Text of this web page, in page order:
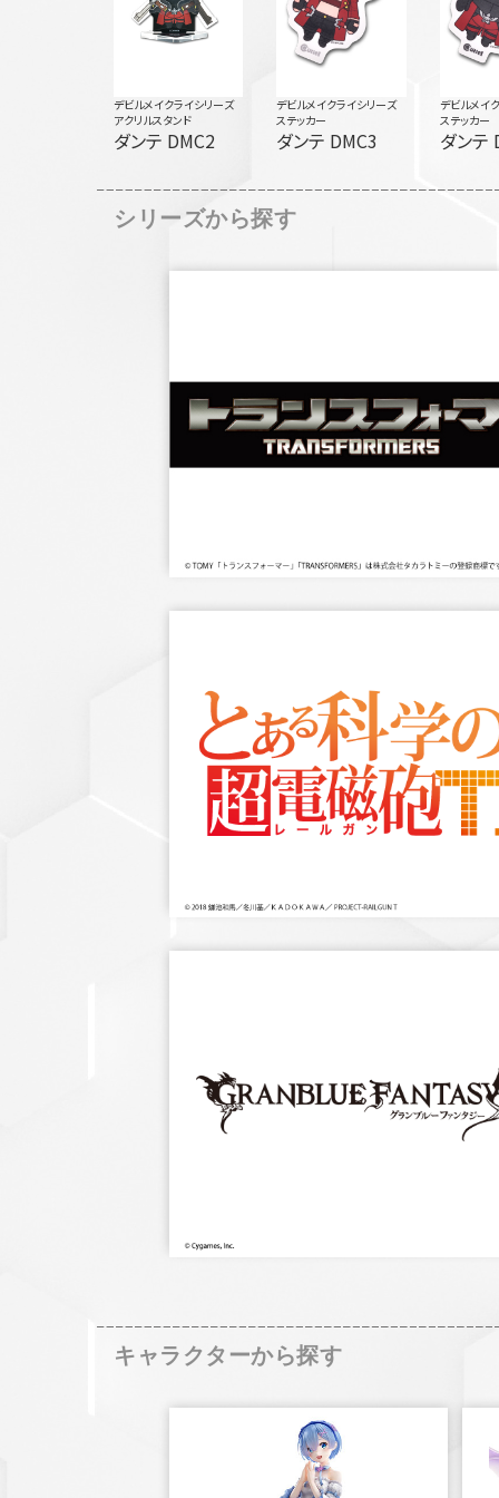
デビルメイクライシリーズ
アクリルスタンド
ダンテ DMC2
デビルメイクライシリーズ
ステッカー
ダンテ DMC3
デビルメイ
ステッカー
ダンテ
シリーズから探す
キャラクターから探す